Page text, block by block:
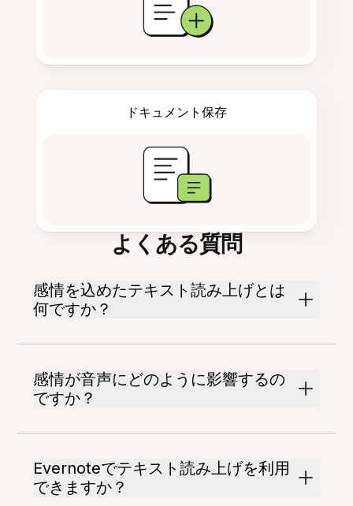
ドキュメント保存
よくある質問
感情を込めたテキスト読み上げとは
何ですか？
感情が音声にどのように影響するの
ですか？
Evernoteでテキスト読み上げを利用
できますか？